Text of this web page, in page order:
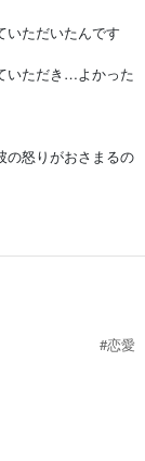
いただいたんです
いただき…よかった
の怒りがおさまるの
#恋愛